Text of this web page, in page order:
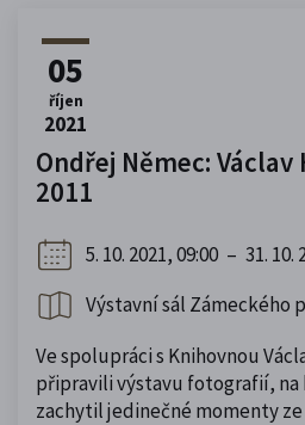
05
říjen
2021
Ondřej Němec: Václav
2011
5. 10. 2021, 09:00 – 31. 10.
Výstavní sál Zámeckého
Ve spolupráci s Knihovnou
připravili výstavu fotografií, na
zachytil jedinečné momenty ze